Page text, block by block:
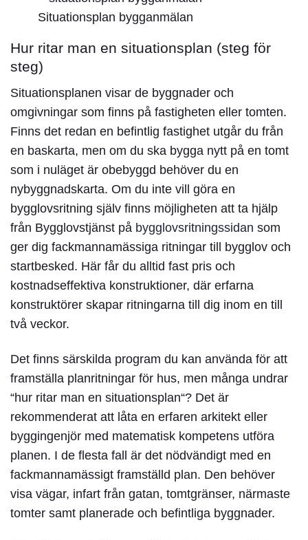
Situationsplan bygganmälan
Hur ritar man en situationsplan (steg för
steg)
Situationsplanen visar de byggnader och
omgivningar som finns på fastigheten eller tomten.
Finns det redan en befintlig fastighet utgår du från
en baskarta, men om du ska bygga nytt på en tomt
som i nuläget är obebyggd behöver du en
nybyggnadskarta. Om du inte vill göra en
bygglovsritning själv finns möjligheten att ta hjälp
från Bygglovstjänst på bygglovsritningssidan som
ger dig fackmannamässiga ritningar till bygglov och
startbesked. Här får du alltid fast pris och
kostnadseffektiva konstruktioner, där erfarna
konstruktörer skapar ritningarna till dig inom en till
två veckor.
Det finns särskilda program du kan använda för att
framställa planritningar för hus, men många undrar
“hur ritar man en situationsplan“? Det är
rekommenderat att låta en erfaren arkitekt eller
byggingenjör med matematisk kompetens utföra
planen. I de flesta fall är det nödvändigt med en
fackmannamässigt framställd plan. Den behöver
visa vägar, infart från gatan, tomtgränser, närmaste
tomter samt planerade och befintliga byggnader.